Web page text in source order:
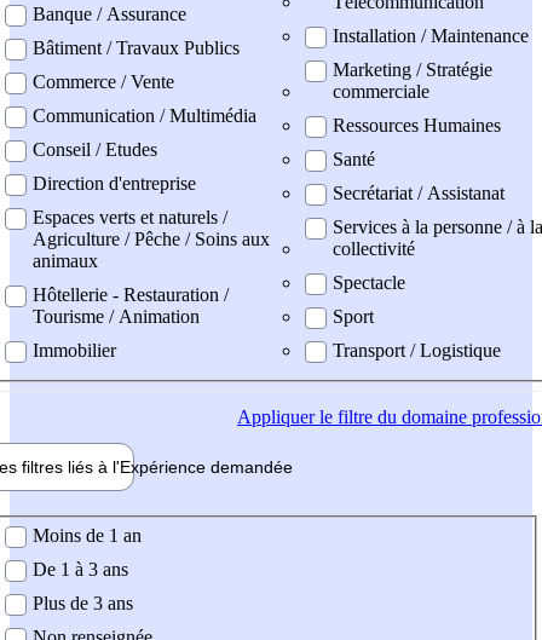
Banque / Assurance
Bâtiment / Travaux Publics
Commerce / Vente
Communication / Multimédia
Conseil / Etudes
Direction d'entreprise
Espaces verts et naturels /
Agriculture / Pêche / Soins aux
animaux
Hôtellerie - Restauration /
Tourisme / Animation
Immobilier
Installation / Maintenance
Marketing / Stratégie
commerciale
Ressources Humaines
Santé
Secrétariat / Assistanat
Services à la personne / à la
collectivité
Spectacle
Sport
Transport / Logistique
Appliquerle filtre du domaine
filtres liés à l'Expérience demandée
demandée
Moins de 1 an
De 1 à 3 ans
Plus de 3 ans